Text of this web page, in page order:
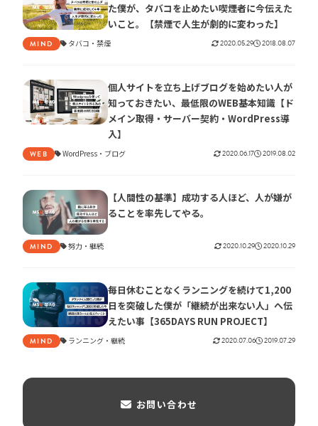
た僕が、タバコを止めたい喫煙者に今伝えた
いこと。【禁煙で人生が劇的に変わった】
MIND タバコ 禁煙 2020.05.29 2018.08.07
個人サイトを立ち上げブログを始めたい人が
知っておきたい、最低限のWEB基本知識【ド
メイン取得・サーバー契約・WordPress導
入】
WEB WordPress ブログ 2020.06.17 2019.08.02
【人間性の基準】成功する人ほど、人が嫌が
ることを率先してやる。
MIND 努力 継続 2020.10.29 2020.10.29
毎日休むことなくランニングを続けて1,200
日を突破した僕が「継続が出来ない人」へ伝
えたい事【365DAYS RUN PROJECT】
MIND ランニング 継続 2020.07.06 2019.07.29
お問い合わせ